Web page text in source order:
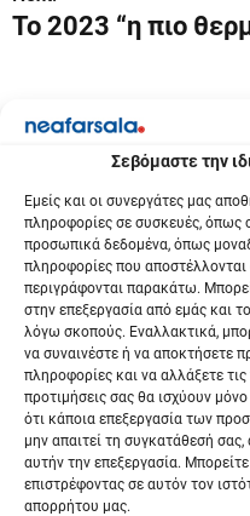
Σεβόμαστε την
Εμείς και οι συνεργάτες μας
πληροφορίες σε συσκευές, όπως
προσωπικά δεδομένα, όπως
πληροφορίες που
περιγράφονται παρακάτω.
στην επεξεργασία από εμάς και
λόγω σκοπούς. Εναλλακτικά,
να συναινέστε ή να αποκτήσετε
πληροφορίες και να αλλάξετε
προτιμήσεις σας θα ισχύουν
ότι κάποια επεξεργασία των
μην απαιτεί τη συγκατάθεσή
αυτήν την επεξεργασία.
επιστρέφοντας σε αυτόν τον
απορρήτου μας.
ο
γ
σ
η
ά
ρ
θ
ρ
ω
Το 2023 “η πιο